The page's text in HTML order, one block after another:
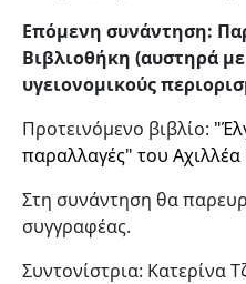
Επόμενη συνάντηση:
Βιβλιοθήκη (αυστηρά
υγειονομικούς
Προτεινόμενο βιβλίο: "
παραλλαγές" του
Στη συνάντηση θα
συγγραφέας.
Συντονίστρια: Κατερίνα